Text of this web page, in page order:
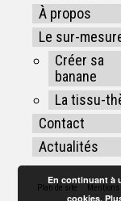
À propos
Le sur-
Créer sa
banane
La tissu-
Contact
Actualités
Plan de site Mentions
En continuant à
cookies.